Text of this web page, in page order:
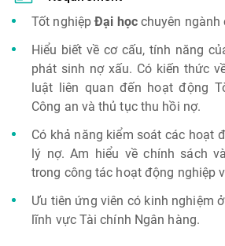
Tốt nghiệpĐại họcchuyên ngành
Hiểu biết về cơ cấu, tính năng
phát sinh nợ xấu. Có kiến thức
luật liên quan đến hoạt động
Công an và thủ tục thu hồi nợ.
Có khả năng kiểm soát các hoạt
lý nợ. Am hiểu về chính sách
trong công tác hoạt động nghiệp
Ưu tiên ứng viên có kinh nghiệm
lĩnh vực Tài chính Ngân hàng.